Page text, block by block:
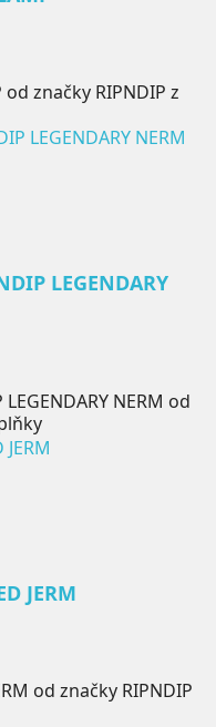
od značky RIPNDIP z
LEGENDARY
NERM od
JERM
od značky RIPNDIP